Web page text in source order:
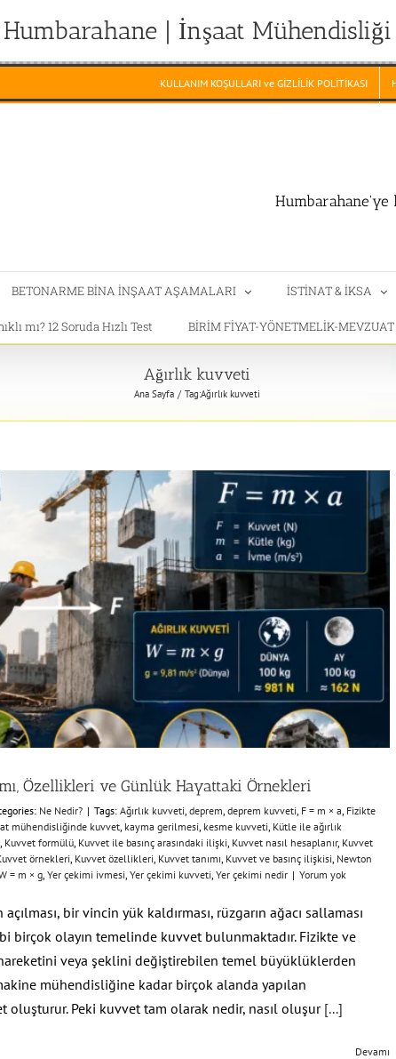
Humbarahane | İnşaat Mühendisliği
KULLANIM KOŞULLARI ve GİZLİLİK POLİTİKASI
Humbarahane'ye
BETONARME BİNA İNŞAAT AŞAMALARI İSTİNAT & İKSA
mı? 12 Soruda Hızlı Test BİRİM FİYAT-YÖNETMELİK-
Ağırlık kuvveti
Ana Sayfa Tag:Ağırlık kuvveti
Özellikleri ve Günlük Hayattaki Örnekleri
Ne Nedir? | Tags: Ağırlık kuvveti deprem deprem kuvveti F = m × a Fizikte
mühendisliğinde kuvvet kayma gerilmesi kesme kuvveti Kütle ile ağırlık
Kuvvet formülü Kuvvet ile basınç arasındaki ilişki Kuvvet nasıl hesaplanır, Kuvvet
örnekleri Kuvvet özellikleri Kuvvet tanımı Kuvvet ve basınç ilişkisi Newton
= m × g Yer çekimi ivmesi Yer çekimi kuvveti Yer çekimi nedir | Yorum yok
bir vincin yük kaldırması, rüzgarın ağacı sallaması
birçok olayın temelinde kuvvet bulunmaktadır. Fizikte ve
veya şeklini değiştirebilen temel büyüklüklerden
mühendisliğine kadar birçok alanda yapılan
oluşturur. Peki kuvvet tam olarak nedir, nasıl oluşur [...]
Devamı